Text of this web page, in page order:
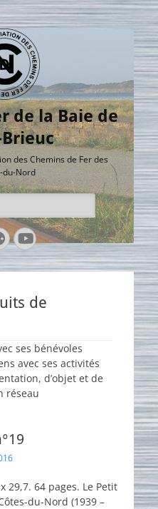
de la Baie de
des Chemins de Fer des
du-Nord
YouTube
de
ses bénévoles
avec ses activités
d’objet et de
réseau
29,7. 64 pages. Le Petit
du-Nord (1939 –